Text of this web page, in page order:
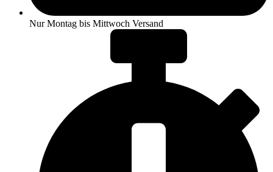
Nur Montag bis Mittwoch Versand